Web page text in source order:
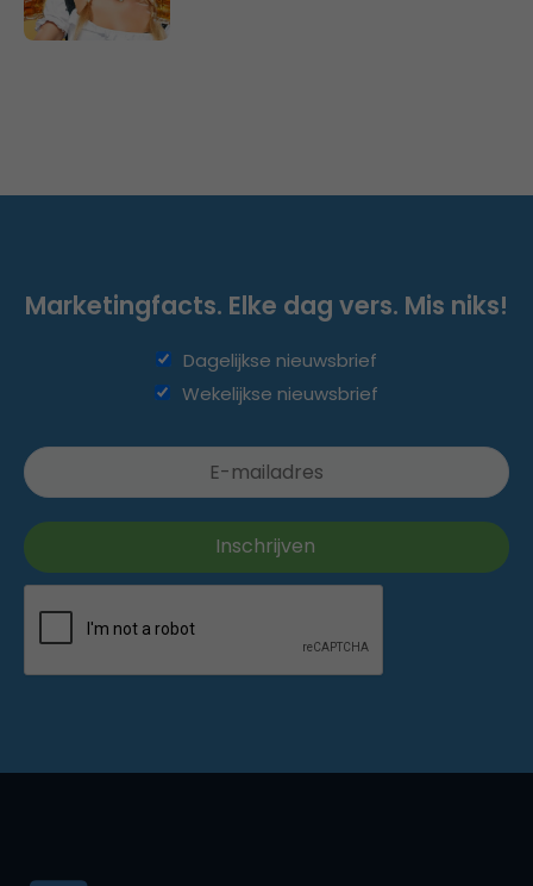
Marketingfacts. Elke dag vers. Mis niks!
Dagelijkse nieuwsbrief
Wekelijkse nieuwsbrief